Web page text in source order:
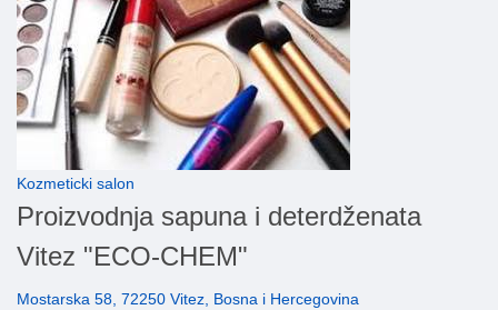
Kozmeticki salon
Proizvodnja sapuna i deterdženata
Vitez "ECO-CHEM"
Mostarska 58, 72250 Vitez, Bosna i Hercegovina